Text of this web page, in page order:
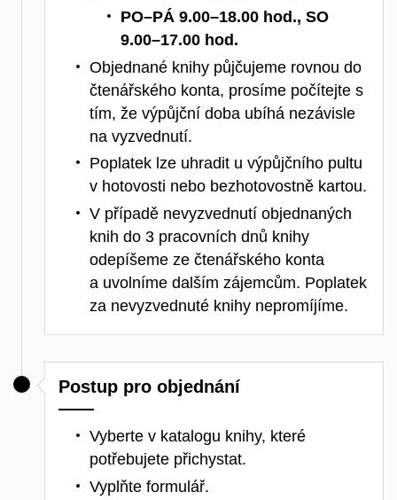
PO–PÁ 9.00–18.00 hod., SO
9.00–17.00 hod.
Objednané knihy půjčujeme rovnou do
čtenářského konta, prosíme počítejte s
tím, že výpůjční doba ubíhá nezávisle
na vyzvednutí.
Poplatek lze uhradit u výpůjčního pultu
v hotovosti nebo bezhotovostně kartou.
V případě nevyzvednutí objednaných
knih do 3 pracovních dnů knihy
odepíšeme ze čtenářského konta
a uvolníme dalším zájemcům. Poplatek
za nevyzvednuté knihy nepromíjíme.
Postup pro objednání
Vyberte v katalogu knihy, které
potřebujete přichystat.
Vyplňte formulář.